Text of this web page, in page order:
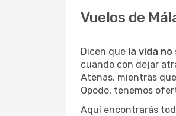
Vuelos de
Dicen que la vida
cuando con dejar
Atenas, mientras
Opodo, tenemos
Aquí encontrarás